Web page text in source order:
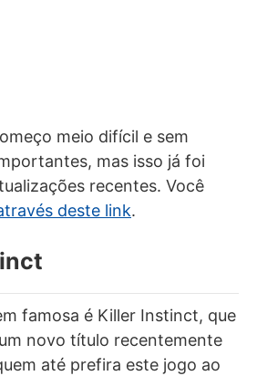
meio difícil e sem
mas isso já foi
recentes. Você
deste link.
famosa é Killer Instinct, que
novo título recentemente
até prefira este jogo ao